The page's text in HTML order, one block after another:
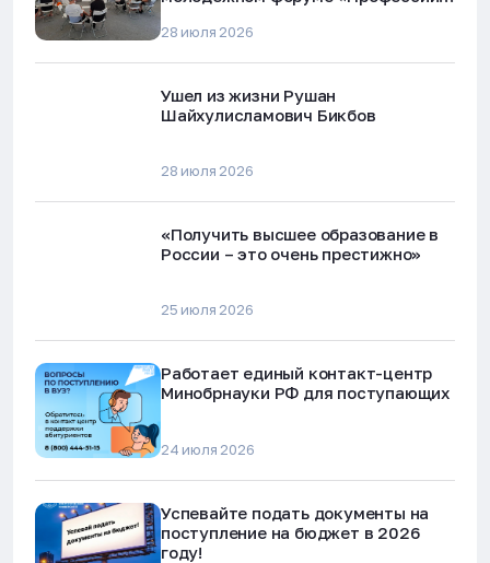
28 июля 2026
Ушел из жизни Рушан
Шайхулисламович Бикбов
28 июля 2026
«Получить высшее образование в
России – это очень престижно»
25 июля 2026
Работает единый контакт-центр
Минобрнауки РФ для поступающих
24 июля 2026
Успевайте подать документы на
поступление на бюджет в 2026
году!